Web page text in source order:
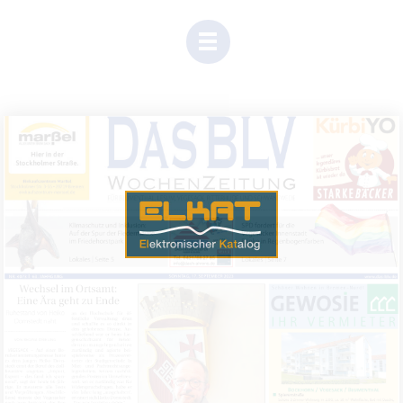
Einen Moment Geduld, Inhalte werden geladen.